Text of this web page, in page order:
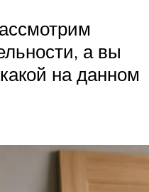
а вы
на данном